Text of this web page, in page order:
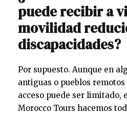
puede recibir a
movilidad
discapacidades?
Por supuesto. Aunque en
antiguas o pueblos
acceso puede ser limitado,
Morocco Tours hacemos